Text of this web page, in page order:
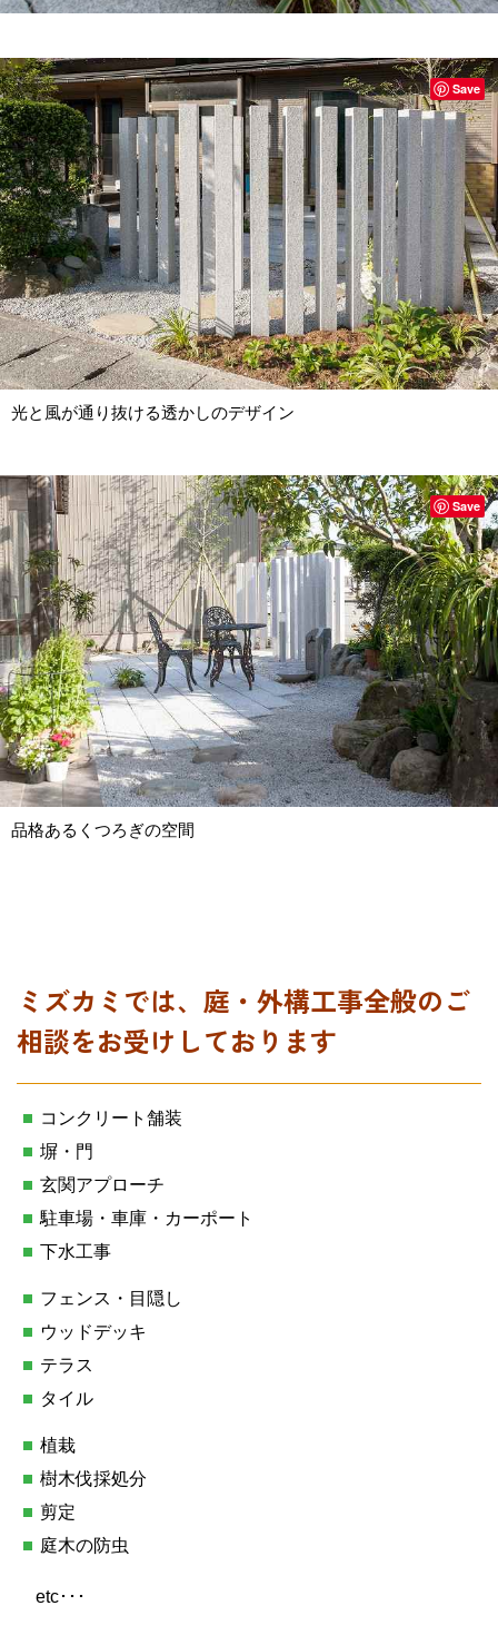
光と風が通り抜ける透かしのデザイン
Save
品格あるくつろぎの空間
Save
ミズカミでは、庭・外構工事全般のご
相談をお受けしております
コンクリート舗装
塀・門
玄関アプローチ
駐車場・車庫・カーポート
下水工事
フェンス・目隠し
ウッドデッキ
テラス
タイル
植栽
樹木伐採処分
剪定
庭木の防虫
etc･･･